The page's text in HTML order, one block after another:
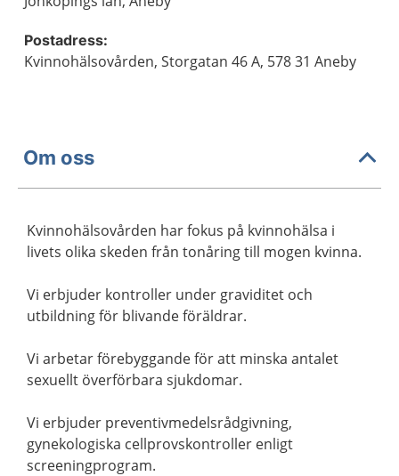
Postadress:
Kvinnohälsovården, Storgatan 46 A, 578 31 Aneby
Om oss
Kvinnohälsovården har fokus på kvinnohälsa i
livets olika skeden från tonåring till mogen kvinna.
Vi erbjuder kontroller under graviditet och
utbildning för blivande föräldrar.
Vi arbetar förebyggande för att minska antalet
sexuellt överförbara sjukdomar.
Vi erbjuder preventivmedelsrådgivning,
gynekologiska cellprovskontroller enligt
screeningprogram.